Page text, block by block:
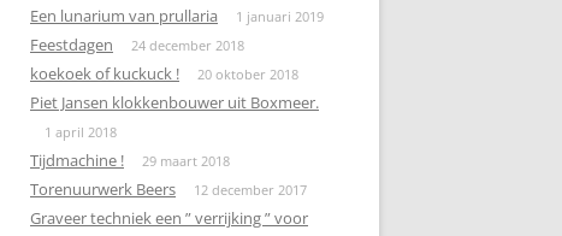
Een lunarium van prullaria 1 januari 2019
Feestdagen 24 december 2018
koekoek of kuckuck ! 20 oktober 2018
Piet Jansen klokkenbouwer uit Boxmeer.
1 april 2018
Tijdmachine ! 29 maart 2018
Torenuurwerk Beers 12 december 2017
Graveer techniek een ” verrijking ” voor